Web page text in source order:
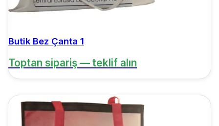
Butik Bez Çanta 1
Toptan sipariş — teklif alın